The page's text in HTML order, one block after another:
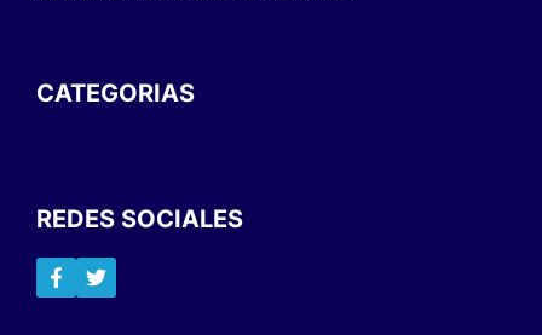
CATEGORIAS
REDES SOCIALES